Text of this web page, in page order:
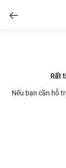
Rất
Nếu bạn cần hỗ